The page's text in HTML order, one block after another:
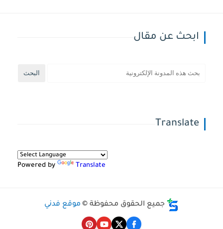
ابحث عن مقال
Translate
Powered by Translate
جميع الحقوق محفوظة © موقع فدني